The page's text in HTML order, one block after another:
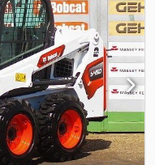
EXTRA
686 kg,
(fram/bak),
fäste- och transportöglor,
- 12) – runt om ca 98 %.
1 925 mm utan skopa),
FINANSIERING
ÖVER) / VID EXPORT
(!) ∗∗∗ © pb Dodpfx